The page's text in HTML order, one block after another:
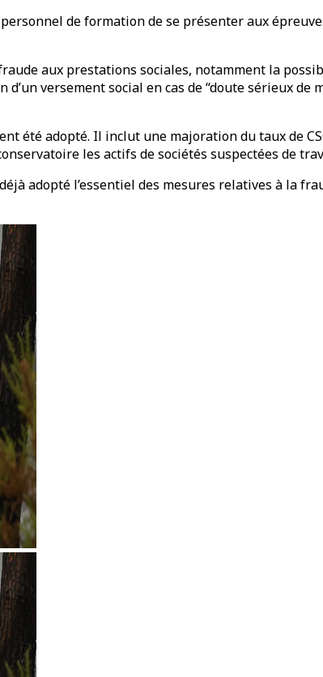
de formation de se présenter aux
aux prestations sociales, notamment la
versement social en cas de “doute sérieux
été adopté. Il inclut une majoration du taux de
les actifs de sociétés suspectées de
adopté l’essentiel des mesures relatives à la